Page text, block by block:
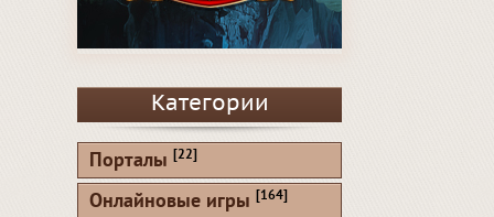
Категории
Порталы [22]
Онлайновые игры [164]